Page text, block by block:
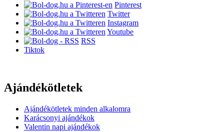
Pinterest
Twitter
Instagram
Youtube
RSS
Tiktok
Ajándékötletek
Ajándékötletek minden alkalomra
Karácsonyi ajándékok
Valentin napi ajándékok